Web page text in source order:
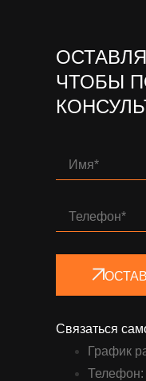
ЧТОБЫ
Связаться
График
Телефон: